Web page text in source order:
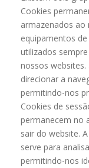
Cookies
armazenados ao
equipamentos
utilizados
nossos
direcionar a
permitindo-nos
Cookies de
permanecem no
sair do website.
serve para
permitindo-nos